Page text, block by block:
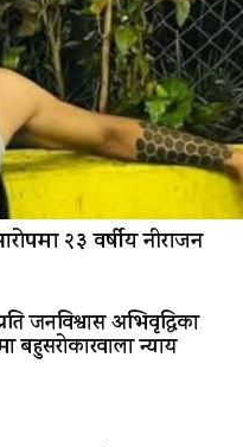
२३ वर्षीय नीराजन
जनविश्वास अभिवृद्धिका
बहुसरोकारवाला न्याय